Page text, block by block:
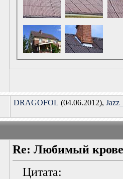
DRAGOFOL (04.06.2012),
Re: Любимый
Цитата: